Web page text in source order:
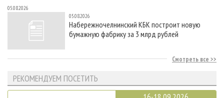
05.08.2026
05.08.2026
Набережночелнинский КБК построит новую
бумажную фабрику за 3 млрд рублей
Смотреть все
РЕКОМЕНДУЕМ ПОСЕТИТЬ